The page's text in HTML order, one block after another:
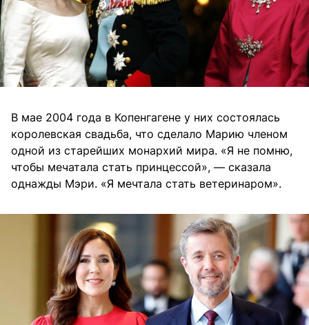
В мае 2004 года в Копенгагене у них состоялась
королевская свадьба, что сделало Марию членом
одной из старейших монархий мира. «Я не помню,
чтобы мечатала стать принцессой», — сказала
однажды Мэри. «Я мечтала стать ветеринаром».